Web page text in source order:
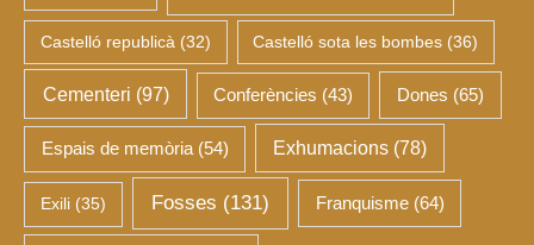
Castelló republicà (32) Castelló sota les bombes (36)
Cementeri (97) Conferències (43) Dones (65)
Espais de memòria(54) Exhumacions (78)
Exili(35) Fosses (131) Franquisme(64)